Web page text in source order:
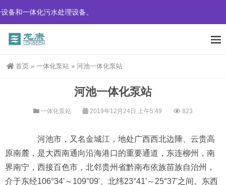
污水处理设备。
首页 » 一体化泵站 » 河池一体化泵站
河池一体化泵站
一体化泵站 2019年12月24日 上午5:49 823
河池市，又名金城江，地处广西西北边陲、云贵高
原南麓，是大西南通向沿海港口的重要通道，东连柳州，南
界南宁，西接百色市，北邻贵州省黔南布依族苗族自治州，
介于东经106°34'～109°09'、北纬23°41'～25°37'之间。东西